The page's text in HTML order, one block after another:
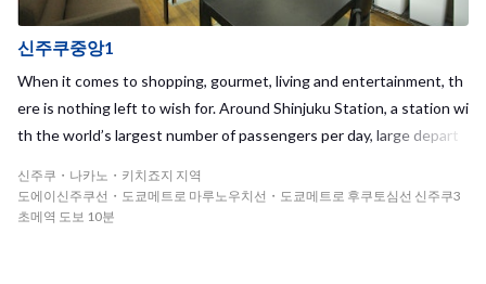
신주쿠중앙1
When it comes to shopping, gourmet, living and entertainment, th
ere is nothing left to wish for. Around Shinjuku Station, a station wi
th the world’s largest number of passengers per day, large depart
ne side by side.
신주쿠・나카노・키치죠지 지역
도에이신주쿠선・도쿄메트로 마루노우치선・도쿄메트로 후쿠토심선 신주쿠3
초메역 도보 10분